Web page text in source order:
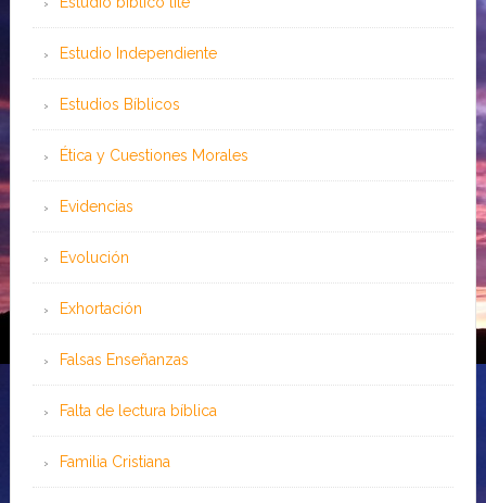
Estudio Independiente
Estudios Bíblicos
Ética y Cuestiones Morales
Evidencias
Evolución
Exhortación
Falsas Enseñanzas
Falta de lectura bíblica
Familia Cristiana